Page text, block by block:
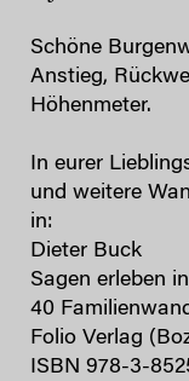
Schöne
Anstieg,
Höhenmeter.
In eurer
und weitere
in:
Dieter Buck
Sagen erleben
40
Folio Verlag
ISBN 978-3-